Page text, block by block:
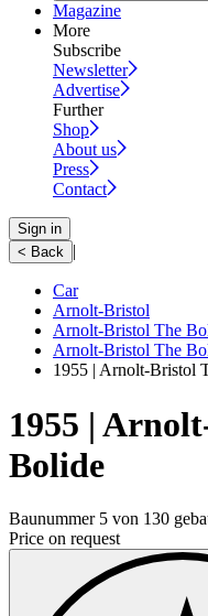
Magazine
More
Subscribe
Newsletter
Advertise
Further
Shop
About us
Press
Contact
Sign in
< Back |
Car
Arnolt-Bristol
Arnolt-Bristol The
Arnolt-Bristol The
1955 | Arnolt-Bristol
1955 |
Bolide
Baunummer 5 von 130
Price on request